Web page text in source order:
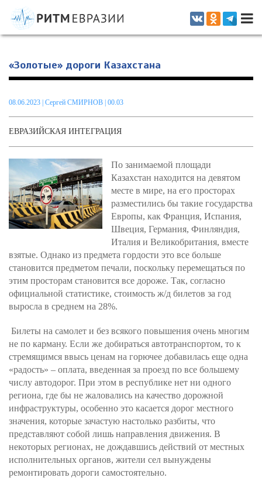
Информационно-аналитическое издание, посвященное актуальным
проблемам интеграции на постсоветском пространстве
«Золотые» дороги Казахстана
08.06.2023 Сергей СМИРНОВ | 00.03
ЕВРАЗИЙСКАЯ ИНТЕГРАЦИЯ
По занимаемой площади
Казахстан находится на девятом
месте в мире, на его просторах
разместились бы такие государства
Европы, как Франция, Испания,
Швеция, Германия, Финляндия,
Италия и Великобритания, вместе
взятые. Однако из предмета гордости это все больше
становится предметом печали, поскольку перемещаться по
этим просторам становится все дороже. Так, согласно
официальной статистике, стоимость ж/д билетов за год
выросла в среднем на 28%.
Билеты на самолет и без всякого повышения очень многим
не по карману. Если же добираться автотранспортом, то к
стремящимся ввысь ценам на горючее добавилась еще одна
«радость» – оплата, введенная за проезд по все большему
числу автодорог. При этом в республике нет ни одного
региона, где бы не жаловались на качество дорожной
инфраструктуры, особенно это касается дорог местного
значения, которые зачастую настолько разбиты, что
представляют собой лишь направления движения. В
некоторых регионах, не дождавшись действий от местных
исполнительных органов, жители сел вынуждены
ремонтировать дороги самостоятельно.